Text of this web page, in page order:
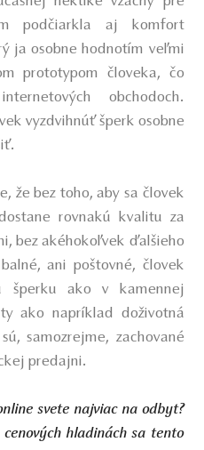
podčiarkla aj komfort
ja osobne hodnotím veľmi
prototypom človeka, čo
obchodoch.
vyzdvihnúť šperk osobne
že bez toho, aby sa človek
rovnakú kvalitu za
bez akéhokoľvek ďalšieho
ani poštovné, človek
šperku ako v kamennej
ako napríklad doživotná
samozrejme, zachované
predajni.
svete najviac na odbyt?
hladinách sa tento